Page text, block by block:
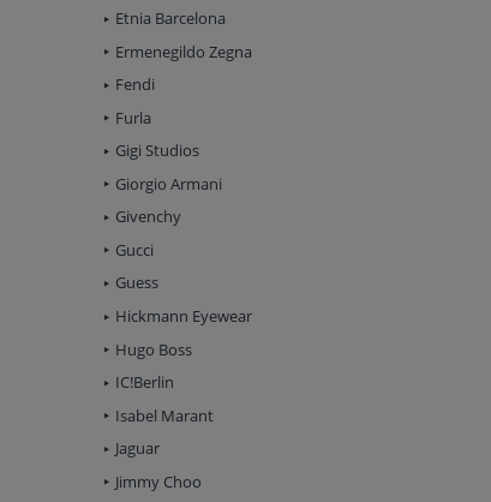
Etnia Barcelona
Ermenegildo Zegna
Fendi
Furla
Gigi Studios
Giorgio Armani
Givenchy
Gucci
Guess
Hickmann Eyewear
Hugo Boss
IC!Berlin
Isabel Marant
Jaguar
Jimmy Choo